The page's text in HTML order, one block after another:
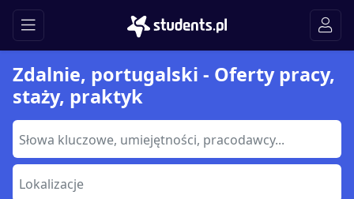
Zdalnie, portugalski - Oferty pracy,
staży, praktyk